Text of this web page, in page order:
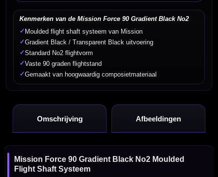
Kenmerken van de Mission Force 90 Gradient Black No2
✓ Moulded flight shaft systeem van Mission
✓Gradient Black / Transparent Black uitvoering
✓Standard No2 flightvorm
✓Vaste 90 graden flightstand
✓Gemaakt van hoogwaardig composietmateriaal
Omschrijving Afbeeldingen
Mission Force 90 Gradient Black No2 Moulded
Flight Shaft Systeem